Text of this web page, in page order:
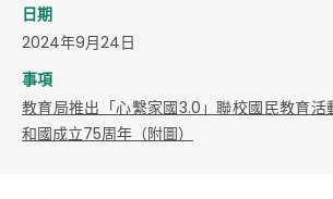
日期
2024年9月24日
事項
教育局推出「心繫家國3.0」聯校國民教育
和國成立75周年（附圖）